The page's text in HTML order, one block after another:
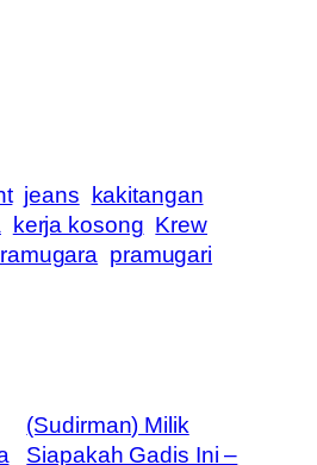
jeans kakitangan
kerja kosong Krew
pramugari
(Sudirman) Milik
Siapakah Gadis Ini –